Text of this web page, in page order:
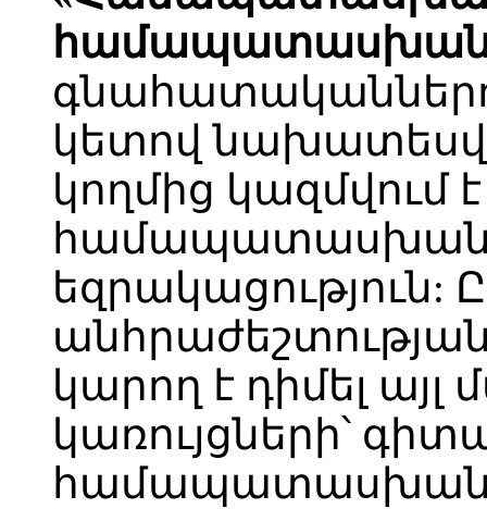
կետով
կողմից կազմվում
եզրակացություն:
կարող է դիմել
կառույցների՝